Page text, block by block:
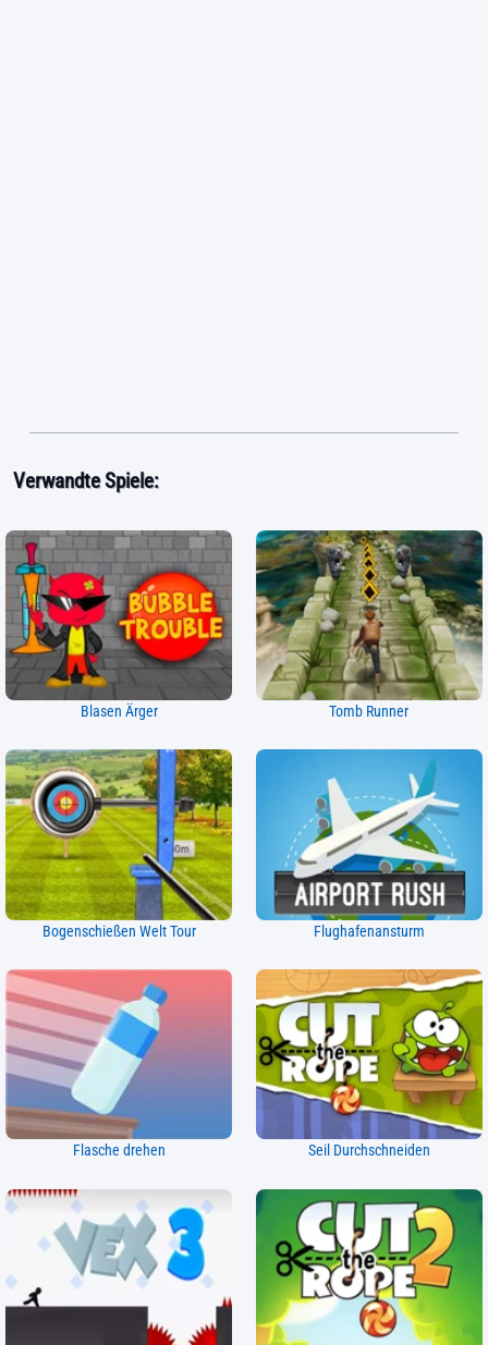
Verwandte Spiele:
Blasen Ärger Tomb Runner
Bogenschießen Welt Tour Flughafenansturm
Flasche drehen Seil Durchschneiden